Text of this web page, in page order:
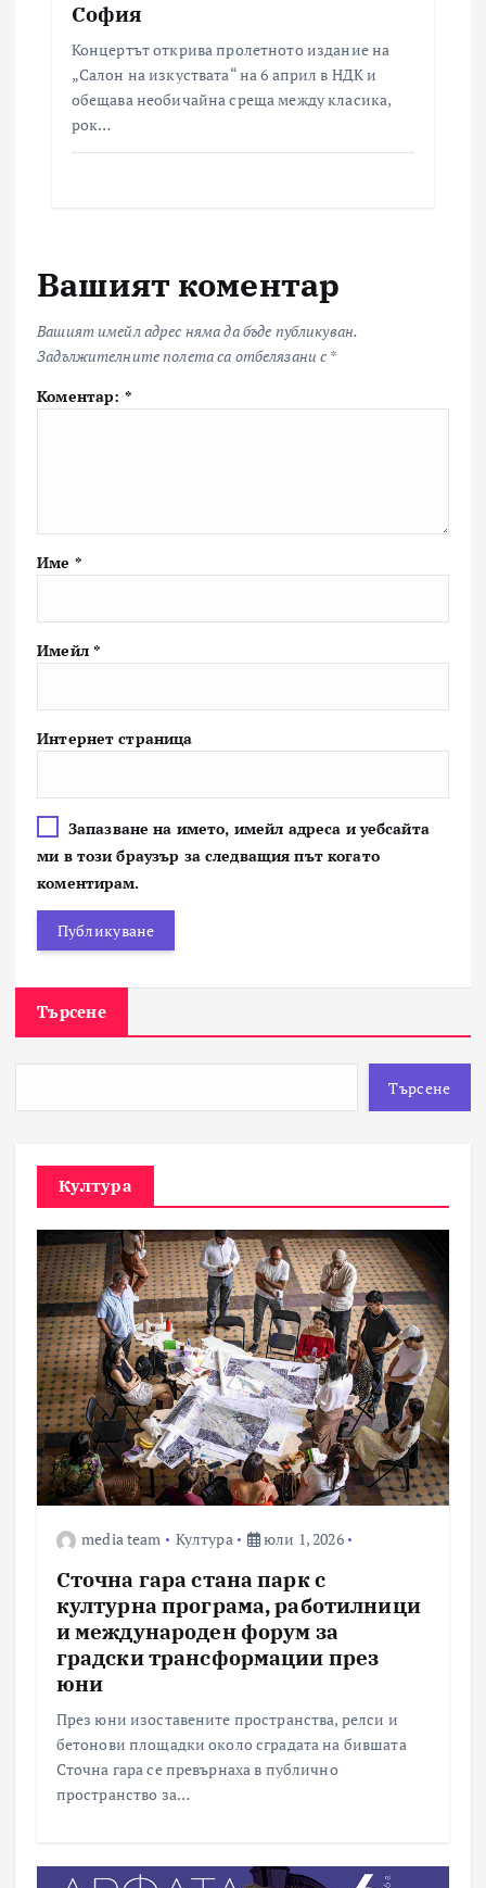
София
Концертът открива пролетното издание на
„Салон на изкуствата“ на 6 април в НДК и
обещава необичайна среща между класика,
рок…
Вашият коментар
Вашият имейл адрес няма да бъде публикуван.
Задължителните полета са отбелязани с *
Коментар: *
Име *
Имейл *
Интернет страница
Запазване на името, имейл адреса и уебсайта
ми в този браузър за следващия път когато
коментирам.
Търсене
Търсене
Култура
media team Култура юли 1, 2026
Сточна гара стана парк с
културна програма, работилници
и международен форум за
градски трансформации през
юни
През юни изоставените пространства, релси и
бетонови площадки около сградата на бившата
Сточна гара се превърнаха в публично
пространство за…